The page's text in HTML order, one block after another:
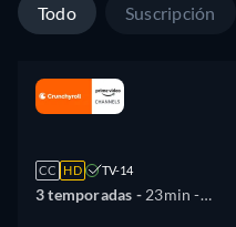
Todo Suscripción
CC HD TV-14
3 temporadas - 23min -